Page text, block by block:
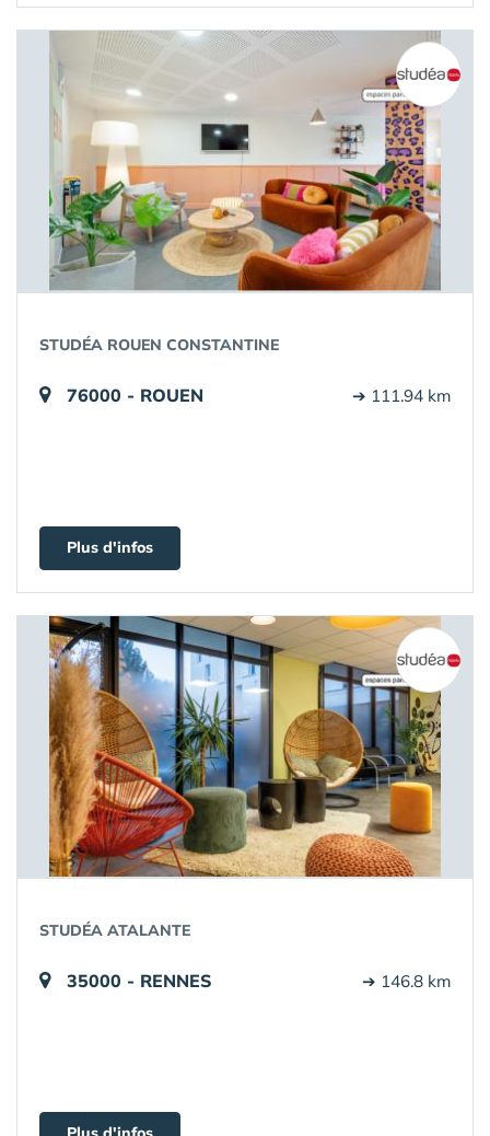
STUDÉA ROUEN CONSTANTINE
76000 - ROUEN ➔ 111.94 km
Plus d'infos
STUDÉA ATALANTE
35000 - RENNES ➔ 146.8 km